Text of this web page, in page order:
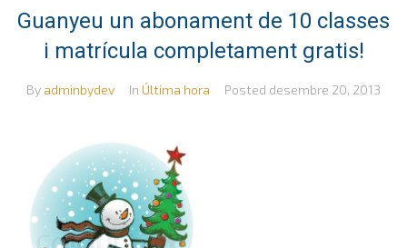
Guanyeu un abonament de 10 classes
i matrícula completament gratis!
By adminbydev In Última hora Posted desembre 20, 2013